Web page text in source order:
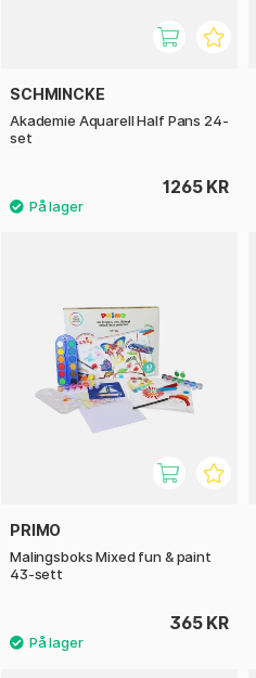
SCHMINCKE
Akademie Aquarell Half Pans 24-
set
1265 KR
PRIMO
Malingsboks Mixed fun & paint
43-sett
365 KR